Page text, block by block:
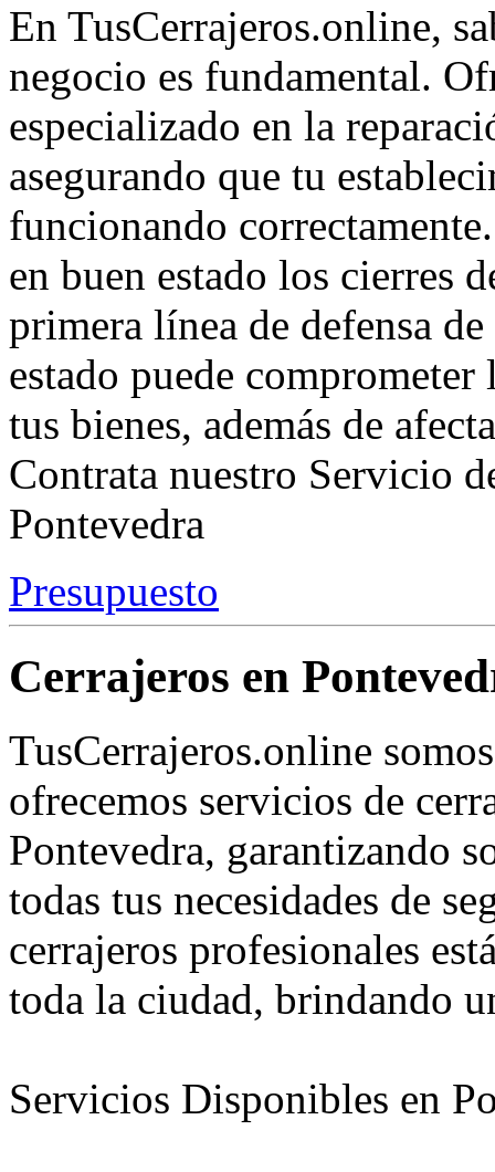
En TusCerrajeros.online,
negocio es fundamental.
especializado en la
asegurando que tu
funcionando
en buen estado los cierres
primera línea de defensa
estado puede
tus bienes, además de
Contrata nuestro Servicio
Pontevedra
Presupuesto
Cerrajeros en
TusCerrajeros.online
ofrecemos servicios de
Pontevedra, garantizando
todas tus necesidades de
cerrajeros profesionales
toda la ciudad, brindando
Servicios Disponibles en